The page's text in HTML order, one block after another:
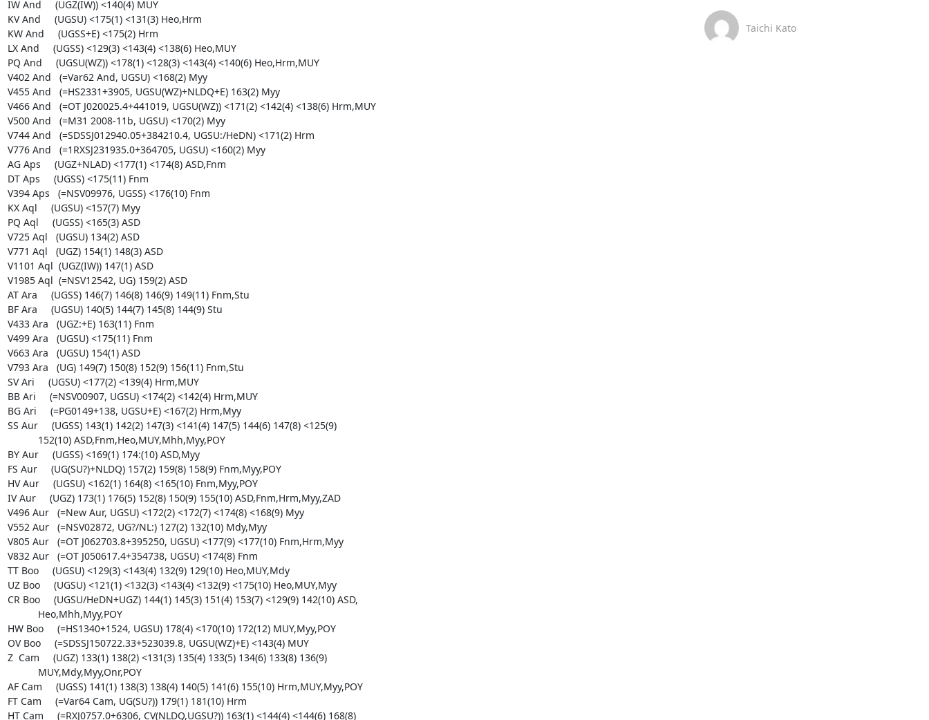
Taichi Kato